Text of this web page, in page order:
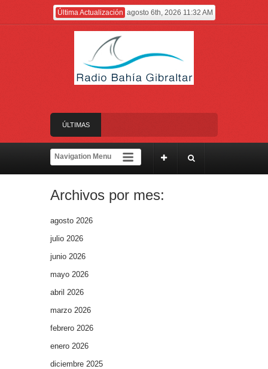
Última Actualización agosto 6th, 2026 11:32 AM
ÚLTIMAS
NOTICIAS
11 de agosto, todo el día
Archivos por mes:
agosto 2026
julio 2026
junio 2026
mayo 2026
abril 2026
marzo 2026
febrero 2026
enero 2026
diciembre 2025